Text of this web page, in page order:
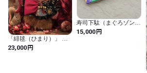
「緋毬（ひまり）」 和
柄ポンチョ仕様・一点物
23,000円
寿司下駄（まぐろゾン
ビ・黒酢生エビ）
15,000円